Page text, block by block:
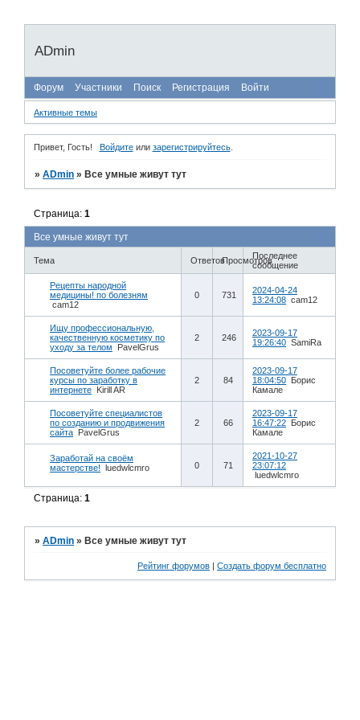
ADmin
Форум Участники Поиск Регистрация Войти
Активные темы
Привет, Гость! Войдитеили зарегистрируйтесь.
»ADmin » Все умные живут тут
Все умные живут тут
Страница:1
Тема ОтветовПросмотровПоследнее
сообщение
Рецепты народной
медицины! по болезням
cam12
0 731
2024-04-24
13:24:08 cam12
Ищу профессиональную,
качественную косметику по
уходу за телом
PavelGrus
2 246
2023-09-17
19:26:40 SamiRa
Посоветуйте более рабочие
курсы по заработку в
интернете Kirill AR
2 84
2023-09-17
18:04:50 Борис
Камале
Посоветуйте специалистов
по созданию и продвижения
сайта PavelGrus
2 66
2023-09-17
16:47:22 Борис
Камале
Заработай на своём
мастерстве! luedwlcmro 0 71
2021-10-27
23:07:12
luedwlcmro
Страница:1
»ADmin »Все умные живут тут
Рейтинг форумов | Создать форум бесплатно